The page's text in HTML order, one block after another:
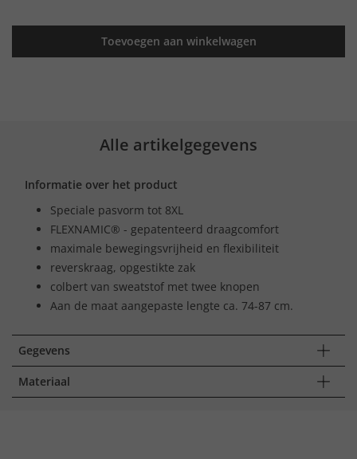
Toevoegen aan winkelwagen
Alle artikelgegevens
Informatie over het product
Speciale pasvorm tot 8XL
FLEXNAMIC® - gepatenteerd draagcomfort
maximale bewegingsvrijheid en flexibiliteit
reverskraag, opgestikte zak
colbert van sweatstof met twee knopen
Aan de maat aangepaste lengte ca. 74-87 cm.
Gegevens
Materiaal